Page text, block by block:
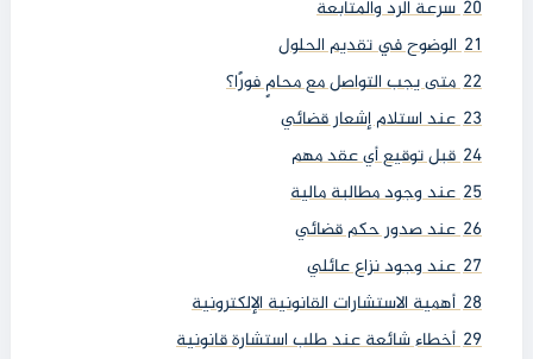
20 سرعة الرد والمتابعة
21 الوضوح في تقديم الحلول
22 متى يجب التواصل مع محامٍ فورًا؟
23 عند استلام إشعار قضائي
24 قبل توقيع أي عقد مهم
25 عند وجود مطالبة مالية
26 عند صدور حكم قضائي
27 عند وجود نزاع عائلي
28 أهمية الاستشارات القانونية الإلكترونية
29 أخطاء شائعة عند طلب استشارة قانونية